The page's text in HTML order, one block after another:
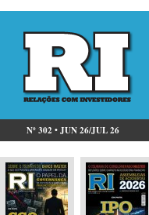
Nº 302 • JUN 26/JUL 26